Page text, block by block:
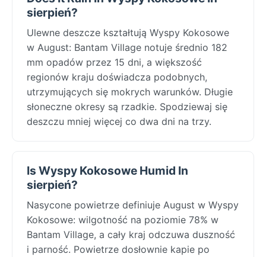
sierpień?
Ulewne deszcze kształtują Wyspy Kokosowe
w August: Bantam Village notuje średnio 182
mm opadów przez 15 dni, a większość
regionów kraju doświadcza podobnych,
utrzymujących się mokrych warunków. Długie
słoneczne okresy są rzadkie. Spodziewaj się
deszczu mniej więcej co dwa dni na trzy.
Is Wyspy Kokosowe Humid In
sierpień?
Nasycone powietrze definiuje August w Wyspy
Kokosowe: wilgotność na poziomie 78% w
Bantam Village, a cały kraj odczuwa duszność
i parność. Powietrze dosłownie kapie po